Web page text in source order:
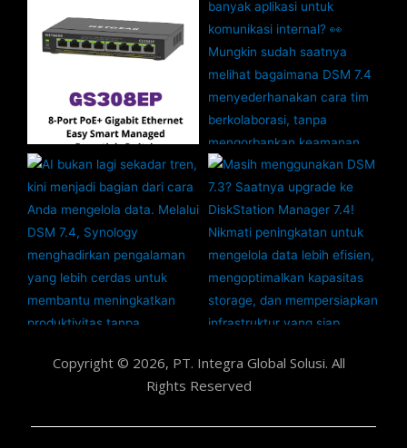
Copyright © 2026, PT. Integra Global Solusi. All
Rights Reserved